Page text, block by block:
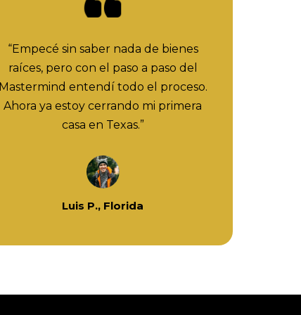
“Empecé sin saber nada de bienes
raíces, pero con el paso a paso del
Mastermind entendí todo el proceso.
Ahora ya estoy cerrando mi primera
casa en Texas.”
Luis P., Florida